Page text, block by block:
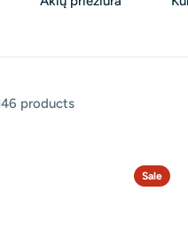
46 products
Sale